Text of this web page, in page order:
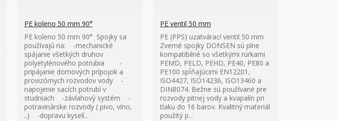
PE koleno 50 mm 90°
PE koleno 50 mm 90° Spojky sa
používajú na: -mechanické
spájanie všetkých druhov
polyetylénového potrubia -
pripájanie domových prípojok a
provizórnych rozvodov vody -
napojenie sacích potrubí v
studniach -závlahový systém -
potravinárske rozvody ( pivo, víno,
..) -dopravu kyselí...
PE ventil 50 mm
PE (PPS) uzatvárací ventil 50 mm
Zverné spojky DONSEN sú plne
kompatibilné so všetkými rúrkami
PEMD, PELD, PEHD, PE40, PE80 a
PE100 spĺňajúcimi EN12201,
ISO4427, ISO14236, ISO13460 a
DIN8074. Bežne sú používané pre
rozvody pitnej vody a kvapalín pri
tlaku do 16 barov. Kvalitný materiál
použitý p...